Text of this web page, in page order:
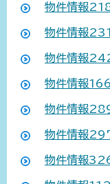
物件情報
物件情報231
物件情報
物件情報166
物件情報
物件情報
物件情報